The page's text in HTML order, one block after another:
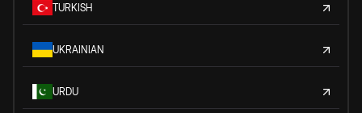
TURKISH
UKRAINIAN
URDU